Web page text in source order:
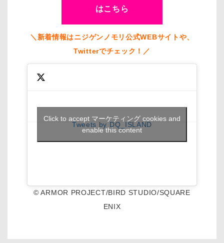
はこちら
＼新着情報はニジゲンノモリ公式WEBサイトや、
Twitterでチェック！／
Tweets by DQ_ISLAND
Click to accept マーケティング cookies and
enable this content
© ARMOR PROJECT/BIRD STUDIO/SQUARE
ENIX